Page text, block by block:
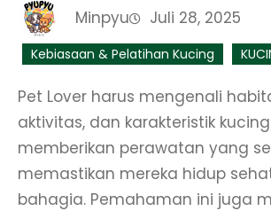
Minpyu
Juli 28, 2025
Kebiasaan & Pelatihan Kucing
Pet Lover harus mengenali
aktivitas, dan karakteristik
memberikan perawatan yang
memastikan mereka hidup
bahagia. Pemahaman ini juga